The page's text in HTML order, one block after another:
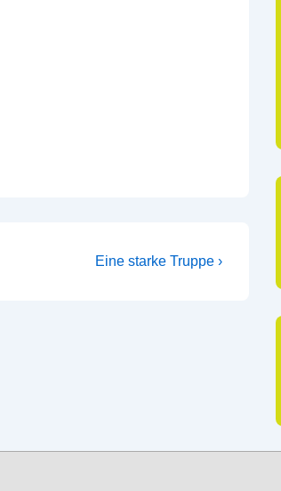
Nächster
Eine starke Truppe ›